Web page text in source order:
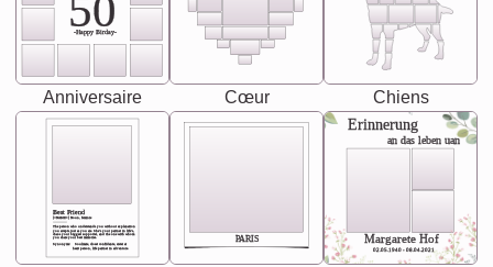
-Happy Birday-
Anniversaire Cœur Chiens
Best Friend
[<NAME>] Noun, feminie
Synonyms: Soulmate, closet confidante, sister at
heart person, life partner in adventure.
The person who understands you without explanation
you accepts just as you are. She's your partner in life's,
chaos your biggest supporter, and the one with whom
you share your best memories. PARIS
Erinnerung
an das leben uan
Margarete Hof
02.05.1940 - 08.04.2021